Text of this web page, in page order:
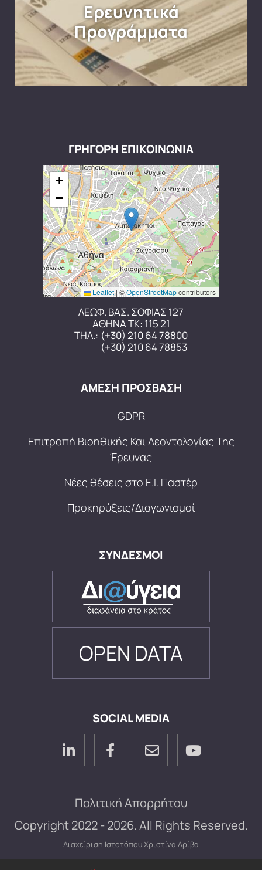
Ερευνητικά
Προγράμματα
ΓΡΗΓΟΡΗ ΕΠΙΚΟΙΝΩΝΙΑ
+
−
Leaflet|©OpenStreetMapcontributors
ΛΕΩΦ. ΒΑΣ. ΣΟΦΙΑΣ 127
ΑΘΗΝΑ ΤΚ: 115 21
ΤΗΛ.: (+30) 210 64 78800
(+30) 210 64 78853
ΑΜΕΣΗ ΠΡΟΣΒΑΣΗ
GDPR
Επιτροπή Βιοηθικής Και Δεοντολογίας Της
Έρευνας
Νέες θέσεις στο Ε.Ι. Παστέρ
Προκηρύξεις/Διαγωνισμοί
ΣΥΝΔΕΣΜΟΙ
OPEN DATA
SOCIAL MEDIA
Διαχείριση ΙστοτόπουΧριστίνα Δρίβα
Copyright 2022 - 2026. All Rights Reserved.
Πολιτική Απορρήτου